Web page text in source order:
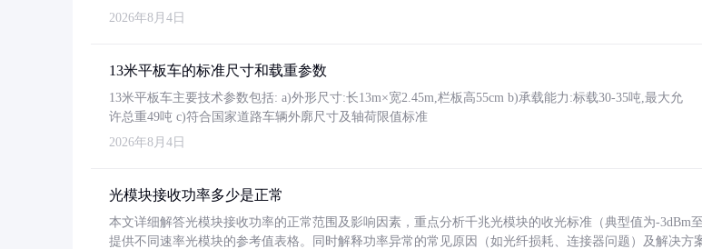
2026年8月4日
13米平板车的标准尺寸和载重参数
13米平板车主要技术参数包括: a)外形尺寸:长13m×宽2.45m,栏板高55cm b)承载能力:标载30-35吨,最大允
许总重49吨 c)符合国家道路车辆外廓尺寸及轴荷限值标准
2026年8月4日
光模块接收功率多少是正常
本文详细解答光模块接收功率的正常范围及影响因素，重点分析千兆光模块的收光标准（典型值为-3dBm
提供不同速率光模块的参考值表格。同时解释功率异常的常见原因（如光纤损耗、连接器问题）及解决方